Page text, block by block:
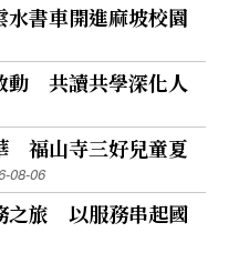
書車開進麻坡校園
動 共讀共學深化人
福山寺三好兒童夏
08-06
之旅 以服務串起國